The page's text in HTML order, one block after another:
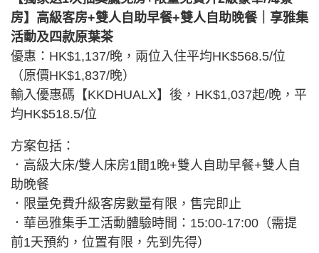
房】高級客房+雙人自助早餐+雙人自助晚餐｜享雅集
活動及四款原葉茶
優惠：HK$1,137/晚，兩位入住平均HK$568.5/位
（原價HK$1,837/晚）
輸入優惠碼【KKDHUALX】後，HK$1,037起/晚，平
均HK$518.5/位
方案包括：
．高級大床/雙人床房1間1晚+雙人自助早餐+雙人自
助晚餐
．限量免費升級客房數量有限，售完即止
．華邑雅集手工活動體驗時間：15:00-17:00（需提
前1天預約，位置有限，先到先得）